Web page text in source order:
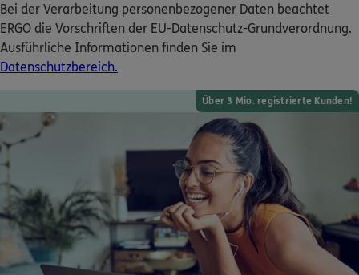
Zum Kundenportal
Schaden- oder Leistungsfall melden
Bequem online oder telefonisch.
0800 / 3746 095
Mo–Sa 7–20 Uhr (gebührenfrei)
Bei der Verarbeitung personenbezogener Daten beachtet
ERGO die Vorschriften der EU-Datenschutz-Grundverordnung.
Ausführliche Informationen finden Sie im
Datenschutzbereich.
Über 3 Mio. registrierte Kunden!